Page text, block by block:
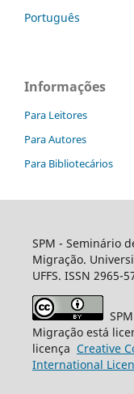
Português
Informações
Para Leitores
Para Autores
Para Bibliotecários
SPM - Seminário
Migração.
UFFS. ISSN 2965-
Migração está
licença Creative
International